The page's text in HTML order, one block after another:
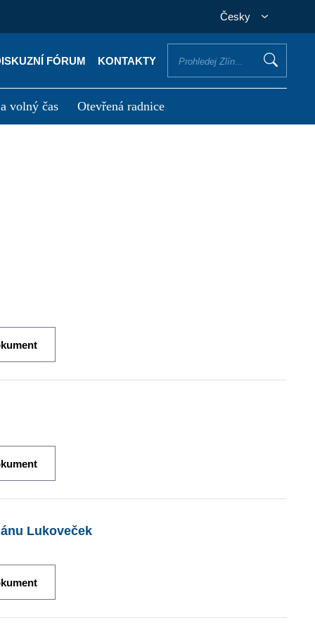
Česky
FÓRUM KONTAKTY
volný čas Otevřená radnice
Lukoveček